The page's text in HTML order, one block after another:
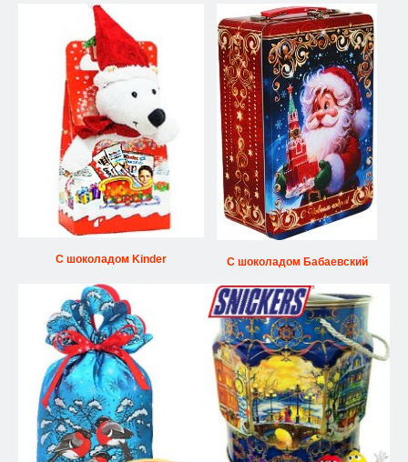
С шоколадом Kinder С шоколадом Бабаевский